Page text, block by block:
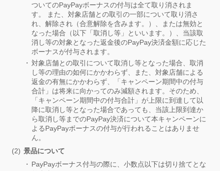
ついてのPayPayボーナスの付与は全て取り消されま
す。 また、対象店舗との取引の一部について取り消さ
れ、解除され（合意解除を含みます。）、または無効と
なった場合（以下「取消し等」といいます。）、当該取
消し等の対象となった返金後のPayPay決済金額に応じた
ボーナスが付与されます。
対象店舗との取引について取消し等となった場合、取消
し等の理由の如何にかかわらず、また、対象店舗による
返金の有無にかかわらず、「キャンペーン期間中の付与
合計」は将来に向かってのみ減額されます。そのため、
「キャンペーン期間中の付与合計」が上限に到達して以
降に取消し等となった場合であっても、当該上限到達か
ら取消し等までのPayPay決済について本キャンペーンに
よるPayPayボーナスの付与が行われることはありませ
ん。
景品について
PayPayボーナス付与の際に、小数点以下は切り捨てとな